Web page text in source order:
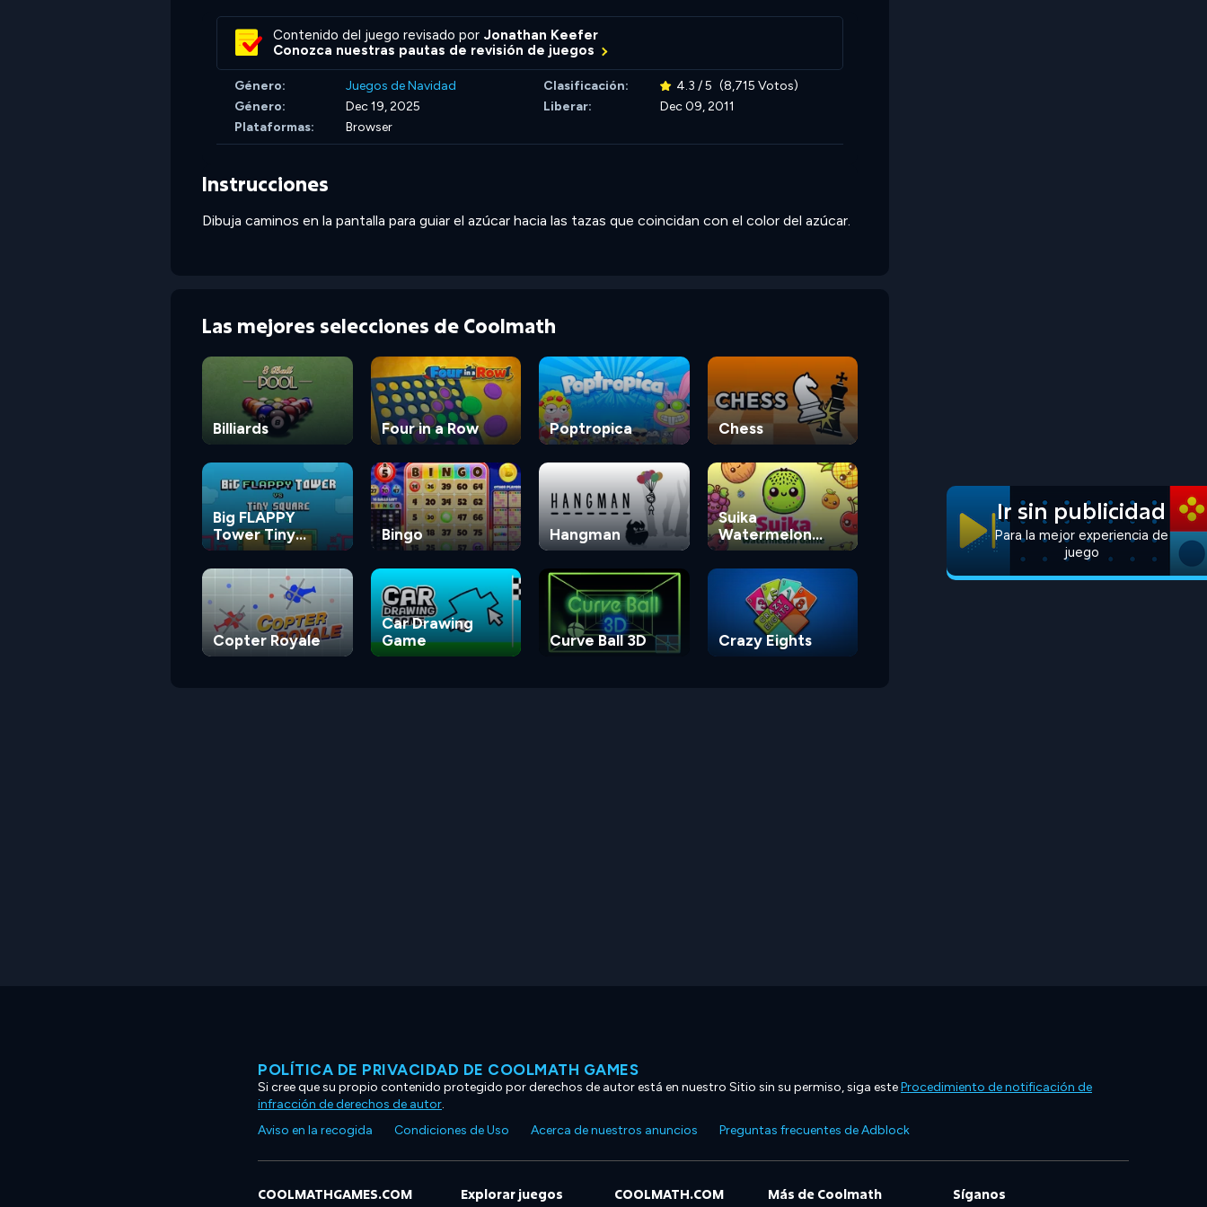
Contenido del juego revisado por Jonathan Keefer
Conozca nuestras pautas de revisión de juegos
Género: Juegos de Navidad Clasificación: 4.3 / 5 (8,715 Votos)
Género:
Dec 19, 2025 Liberar:
Dec 09, 2011
Plataformas:
Browser
Instrucciones
Dibuja caminos en la pantalla para guiar el azúcar hacia las tazas que coincidan con el color del azúcar.
Las mejores selecciones de Coolmath
Billiards Four in a Row Poptropica Chess
Big FLAPPY
Tower Tiny
Square
Bingo Hangman
Suika
Watermelon
Game
Copter Royale
Car Drawing
Game
Curve Ball 3D Crazy Eights
Ir sin publicidad
Para la mejor experiencia de
juego
POLÍTICA DE PRIVACIDAD DE COOLMATH GAMES
Si cree que su propio contenido protegido por derechos de autor está en nuestro Sitio sin su permiso, siga esteProcedimiento de notificación de
infracción de derechos de autor.
Aviso en la recogida
Condiciones de Uso Acerca de nuestros anuncios Preguntas frecuentes de Adblock
COOLMATHGAMES.COM Explorar juegos COOLMATH.COM Más de Coolmath Síganos